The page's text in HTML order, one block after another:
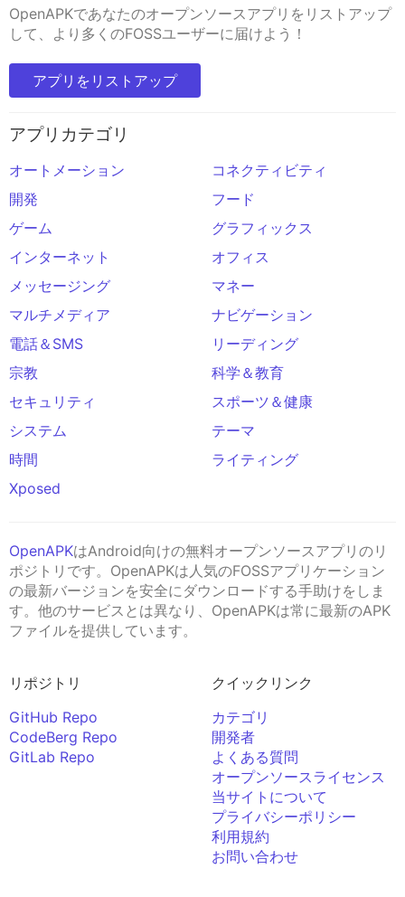
OpenAPKであなたのオープンソースアプリをリストアップ
して、より多くのFOSSユーザーに届けよう！
アプリをリストアップ
アプリカテゴリ
オートメーション
コネクティビティ
開発
フード
ゲーム
グラフィックス
インターネット
オフィス
メッセージング
マネー
マルチメディア
ナビゲーション
電話＆SMS
リーディング
宗教
科学＆教育
セキュリティ
スポーツ＆健康
システム
テーマ
時間
ライティング
Xposed
OpenAPKはAndroid向けの無料オープンソースアプリのリ
ポジトリです。OpenAPKは人気のFOSSアプリケーション
の最新バージョンを安全にダウンロードする手助けをしま
す。他のサービスとは異なり、OpenAPKは常に最新のAPK
ファイルを提供しています。
リポジトリ
GitHub Repo
CodeBerg Repo
GitLab Repo
クイックリンク
カテゴリ
開発者
よくある質問
オープンソースライセンス
当サイトについて
プライバシーポリシー
利用規約
お問い合わせ